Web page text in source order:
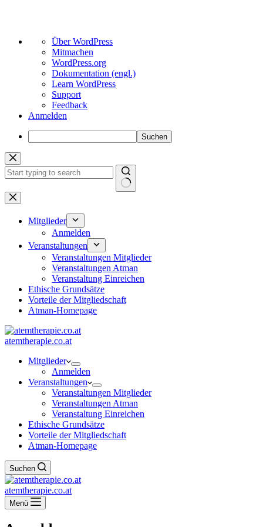
Über
WordPress
Über WordPress
Mitmachen
WordPress.org
Dokumentation (engl.)
Learn WordPress
Support
Feedback
Anmelden
Suchen
Zum
Inhalt
springen
Keine
Ergebnisse
Mitglieder
Anmelden
Veranstaltungen
Veranstaltungen Mitglieder
Veranstaltungen Atman
Veranstaltung Einreichen
Ethische Grundsätze
Vorteile der Mitgliedschaft
Atman-Homepage
atemtherapie.co.at
Mitglieder
Anmelden
Veranstaltungen
Veranstaltungen Mitglieder
Veranstaltungen Atman
Veranstaltung Einreichen
Ethische Grundsätze
Vorteile der Mitgliedschaft
Atman-Homepage
Suchen
atemtherapie.co.at
Menü